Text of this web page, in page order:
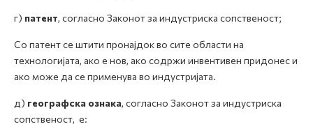
г) патент, согласно Законот за индустриска сопственост;
Со патент се штити пронајдок во сите области на
технологијата, ако е нов, ако содржи инвентивен придонес и
ако може да се применува во индустријата.
д) географска ознака, согласно Законот за индустриска
сопственост, е: